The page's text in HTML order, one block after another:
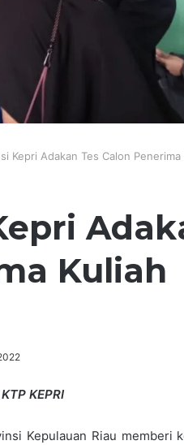
Kepri Adakan Tes Calon
Kuliah
KEPRI
Kepulauan Riau memberi